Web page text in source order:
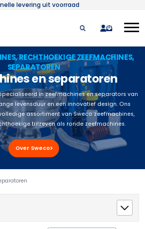
levering uit voorraad
quote
RECHTHOEKIGE ZEEFMACHINES,
SEPARATOREN
en separatoren
in zeefmachines en separators van
levensduur en een innovatief design. Ons
assortiment van Sweco zeefmachines,
trilzeven als ronde zeefmachines.
Over Sweco